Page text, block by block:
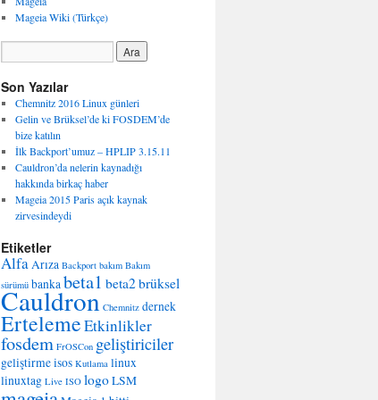
Mageia Wiki (Türkçe)
Son Yazılar
Chemnitz 2016 Linux günleri
Gelin ve Brüksel’de ki FOSDEM’de
bize katılın
İlk Backport’umuz – HPLIP 3.15.11
Cauldron’da nelerin kaynadığı
hakkında birkaç haber
Mageia 2015 Paris açık kaynak
zirvesindeydi
Etiketler
AlfaArıza Backport bakım Bakım
sürümü bankabeta1 beta2brüksel
Cauldron Chemnitz dernek
ErtelemeEtkinlikler
fosdem FrOSCon geliştiriciler
geliştirmeisos Kutlama linux
linuxtag Live ISO logoLSM